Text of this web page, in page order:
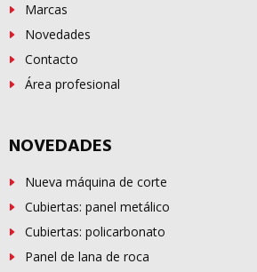
Marcas
Novedades
Contacto
Área profesional
NOVEDADES
Nueva máquina de corte
Cubiertas: panel metálico
Cubiertas: policarbonato
Panel de lana de roca